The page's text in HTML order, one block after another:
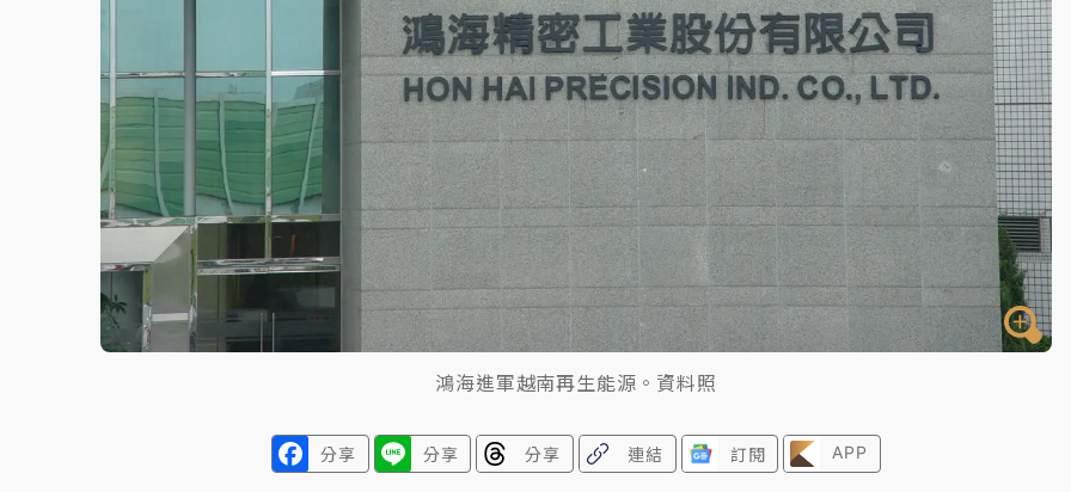
鴻海進軍越南再生能源。資料照
分享 分享 分享 連結 訂閱 APP